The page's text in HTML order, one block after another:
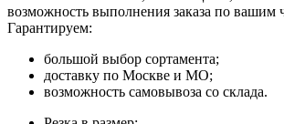
возможность выполнения заказа по вашим
Гарантируем:
большой выбор сортамента;
доставку по Москве и МО;
возможность самовывоза со склада.